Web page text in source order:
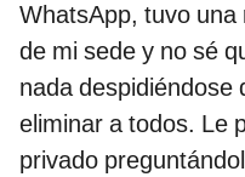
WhatsApp, tuvo
de mi sede y no sé
nada despidiéndose
eliminar a todos. Le
privado